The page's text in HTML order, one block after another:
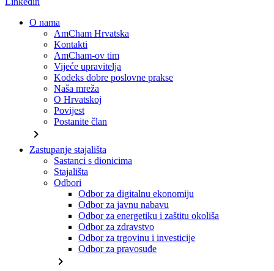
O nama
AmCham Hrvatska
Kontakti
AmCham-ov tim
Vijeće upravitelja
Kodeks dobre poslovne prakse
Naša mreža
O Hrvatskoj
Povijest
Postanite član
chevron_right
Zastupanje stajališta
Sastanci s dionicima
Stajališta
Odbori
Odbor za digitalnu ekonomiju
Odbor za javnu nabavu
Odbor za energetiku i zaštitu okoliša
Odbor za zdravstvo
Odbor za trgovinu i investicije
Odbor za pravosuđe
chevron_right